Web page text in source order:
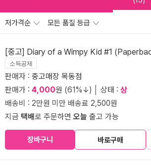
저가격순 모든 품질 등급
[중고] Diary of a Wimpy Kid #1
소득공제
판매자 : 중고매장 목동점
판매가 : 4,000원 (61%↓) │ 상태 : 상
배송비 : 2만원 미만 배송료 2,500원
지금 택배로 주문하면오늘 출고 가능
장바구니 바로구매